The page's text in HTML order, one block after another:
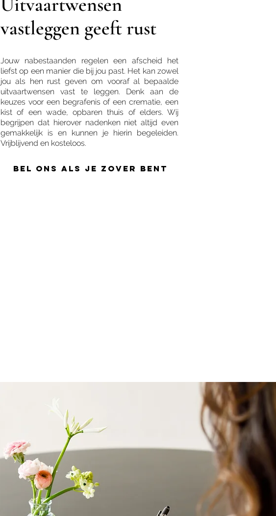
Jouw nabestaanden regelen een afscheid het
liefst op een manier die bij jou past. Het kan zowel
jou als hen rust geven om vooraf al bepaalde
uitvaartwensen vast te leggen. Denk aan de
keuzes voor een begrafenis of een crematie, een
kist of een wade, opbaren thuis of elders. Wij
begrijpen dat hierover nadenken niet altijd even
gemakkelijk is en kunnen je hierin begeleiden.
Vrijblijvend en kosteloos.
vastleggen geeft rust
Bel ons als je zover bent